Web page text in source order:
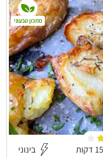
בינוני
מתכון טבעוני